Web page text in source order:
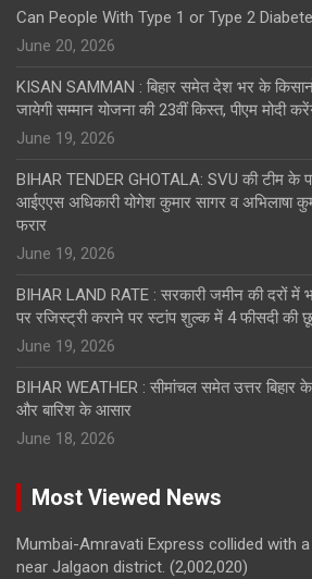
Can People With Type 1 or Type 2
June 20, 2026
KISAN SAMMAN : बिहार समेत देश भर के
जायेगी सम्मान योजना की 23वीं किस्त, पीएम मोदी
June 19, 2026
BIHAR TENDER GHOTALA: SVU की टीम के
आईएएस अधिकारी योगेश कुमार सागर व अभिलाषा
फरार
June 19, 2026
BIHAR LAND RATE : सरकारी जमीन की दरों में
पर रजिस्ट्री कराने पर स्टांप शुल्क में 4 फीसदी की
June 19, 2026
BIHAR WEATHER : सीमांचल समेत उत्तर
और बारिश के आसार
June 18, 2026
Most Viewed News
Mumbai-Amravati Express collided with
near Jalgaon district. (2,002,020)